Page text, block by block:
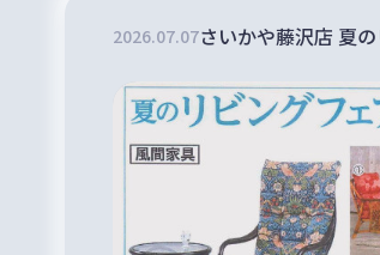
2026.07.07さいかや藤沢店 夏